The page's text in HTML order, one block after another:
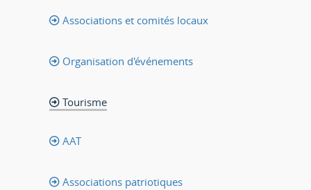
Associations et comités locaux
Organisation d'événements
Tourisme
AAT
Associations patriotiques